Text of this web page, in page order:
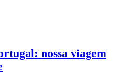
nossa viagem